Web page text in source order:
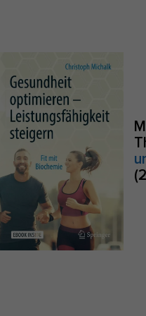
Anonyme Statistiken